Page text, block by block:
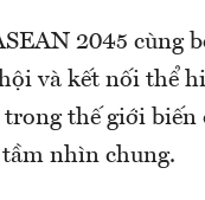
2045 cùng
và kết nối thể
thế giới biến
nhìn chung.